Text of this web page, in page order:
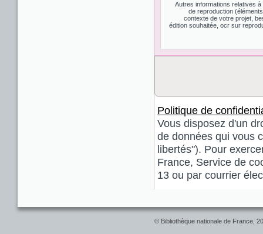
Autres informations relatives
de reproduction
contexte de votre projet,
édition souhaitée, ocr sur
Politique de
Vous disposez d'un
de données qui vous
libertés"). Pour
France, Service de
13 ou par courrier
© Bibliothèque nationale de France,